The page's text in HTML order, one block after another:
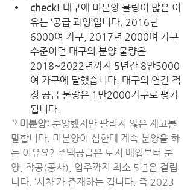
check! 대구에 미분양 물량이 많은 이
유는 ‘공급 과잉’입니다. 2016년
6000여 가구, 2017년 2000여 가구
수준이던 대구의 분양 물량은
2018~2022년까지 5년간 8만5000
여 가구에 달했습니다. 대구의 연간 적
정 공급 물량은 1만2000가구로 평가
됩니다.
¹⁾ 미분양: 분양했지만 팔리지 않은 재고를
말합니다. 미분양이 심한데 계속 분양을 하
는 이유요? 주택공급은 토지 매입부터 분
양, 착공(공사), 입주까지 최소 5년은 걸립
니다. ‘시차’가 존재하는 겁니다. 즉 2023